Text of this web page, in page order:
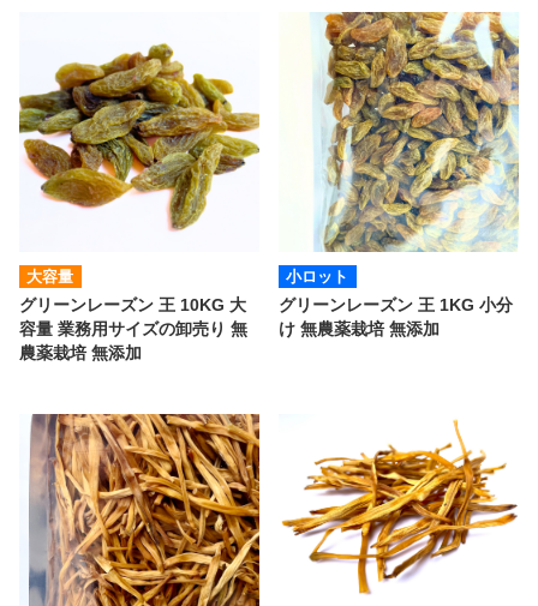
大容量
グリーンレーズン 王 10KG 大
容量 業務用サイズの卸売り 無
農薬栽培 無添加
小ロット
グリーンレーズン 王 1KG 小分
け 無農薬栽培 無添加